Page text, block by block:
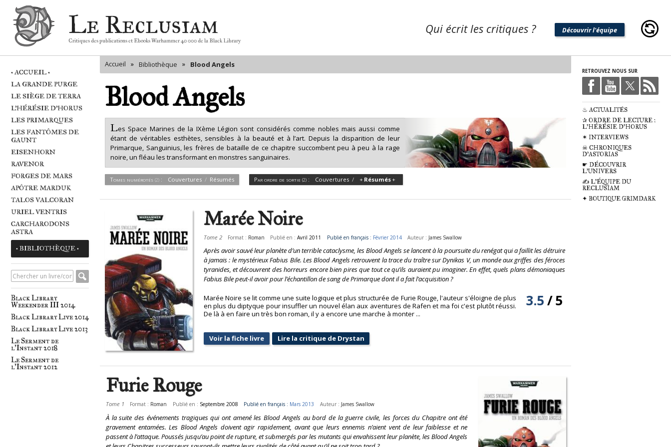
Le Reclusiam
Critiques des publications et Ebooks Warhammer 40 000 de la Black Library
Qui écrit les critiques ? Découvrir l'équipe
• ACCUEIL •
LA GRANDE PURGE
LE SIÈGE DE TERRA
L'HÉRÉSIE D'HORUS
LES PRIMARQUES
LES FANTÔMES DE
GAUNT
EISENHORN
RAVENOR
FORGES DE MARS
APÔTRE MARDUK
TALOS VALCORAN
URIEL VENTRIS
CARCHARODONS
ASTRA
• BIBLIOTHÈQUE •
Black Library
Weekender III 2014
Black Library Live 2014
Black Library Live 2013
Le Serment de
l'Instant 2018
Le Serment de
l'Instant 2012
RETROUVEZ NOUS SUR
♨ ACTUALITÉS
✰ ORDRE DE LECTURE :
L'HÉRÉSIE D'HORUS
✶ INTERVIEWS
☠ CHRONIQUES
D'ASTORIAS
☛ DÉCOUVRIR
L'UNIVERS
✍ L'ÉQUIPE DU
RECLUSIAM
✦ BOUTIQUE GRIMDARK
Accueil » Bibliothèque » Blood Angels
Blood Angels
Les Space Marines de la IXème Légion sont considérés comme nobles mais aussi comme
étant de véritables esthètes, sensibles à la beauté et à l’art. Depuis la disparition de leur
Primarque, Sanguinius, les frères de bataille de ce chapitre succombent peu à peu à la rage
noire, un fléau les transformant en monstres sanguinaires.
Tomes numérotés (2) : Couvertures Résumés Par ordre de sortie (2): Couvertures Résumés
Romans (2)
Marée Noire
Tome 2 Format : Roman Publié en :Avril 2011 Publié en français : Février 2014 Auteur : James Swallow
Après avoir sauvé leur planète d’un terrible cataclysme, les Blood Angels se lancent à la poursuite du renégat qui a faillit les détruire
à jamais : le mystérieux Fabius Bile. Les Blood Angels retrouvent la trace du traître sur Dynikas V, un monde aux griffes des féroces
tyranides, et découvrent des horreurs encore bien pires que tout ce qu’ils auraient pu imaginer. En effet, quels plans démoniaques
Fabius Bile peut-il avoir pour l’échantillon de sang de Primarque dont il a fait l’acquisition ?
3.5/5
Marée Noire se lit comme une suite logique et plus structurée de Furie Rouge, l'auteur s'éloigne de plus
en plus du diptyque pour insuffler un nouvel élan aux aventures de Rafen et ma foi c'est plutôt réussi.
De là à en faire un très bon roman, il y a encore une marche à monter ...
Voir la fiche livre Lire la critique de Drystan
Furie Rouge
Tome 1 Format : Roman Publié en : Septembre 2008 Publié en français : Mars 2013 Auteur : James Swallow
À la suite des événements tragiques qui ont amené les Blood Angels au bord de la guerre civile, les forces du Chapitre ont été
gravement entamées. Les Blood Angels doivent agir rapidement, avant que leurs ennemis n’aient vent de leur faiblesse et ne
passent à l’attaque. Poussés jusqu’au point de rupture, et submergés par les mutants qui envahissent leur planète, les Blood Angels